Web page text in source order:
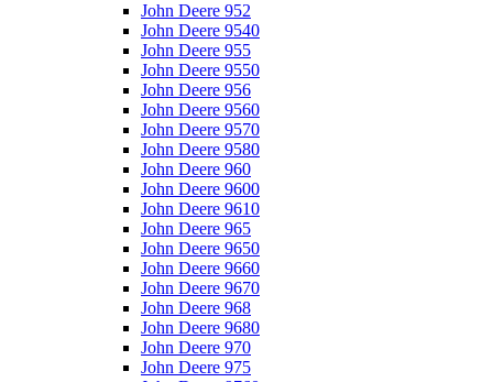
John Deere 952
John Deere 9540
John Deere 955
John Deere 9550
John Deere 956
John Deere 9560
John Deere 9570
John Deere 9580
John Deere 960
John Deere 9600
John Deere 9610
John Deere 965
John Deere 9650
John Deere 9660
John Deere 9670
John Deere 968
John Deere 9680
John Deere 970
John Deere 975